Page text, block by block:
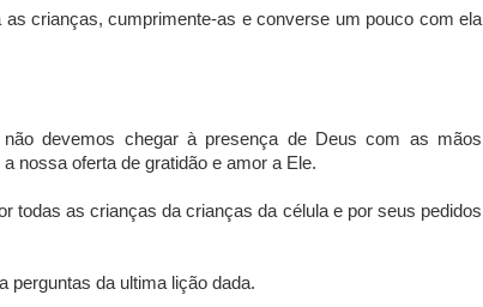
as crianças, cumprimente-as e converse um pouco com ela
devemos chegar à presença de Deus com as mãos
nossa oferta de gratidão e amor a Ele.
todas as crianças da crianças da célula e por seus pedidos
perguntas da ultima lição dada.